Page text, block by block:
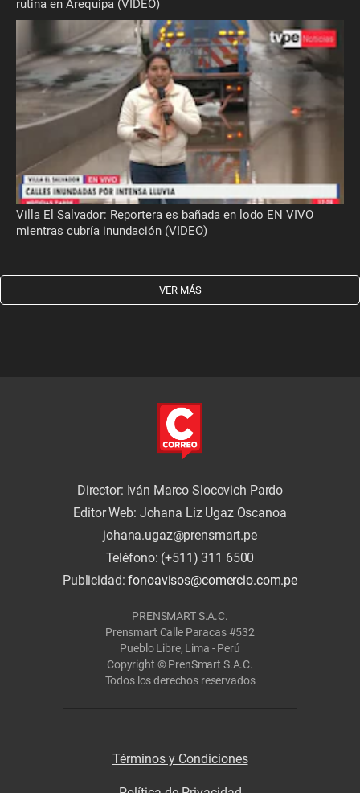
rutina en Arequipa (VIDEO)
Villa El Salvador: Reportera es bañada en lodo EN VIVO
mientras cubría inundación (VIDEO)
VER MÁS
Director: Iván Marco Slocovich Pardo
Editor Web: Johana Liz Ugaz Oscanoa
johana.ugaz@prensmart.pe
Teléfono: (+511) 311 6500
Publicidad:fonoavisos@comercio.com.pe
PRENSMART S.A.C.
Prensmart Calle Paracas #532
Pueblo Libre, Lima - Perú
Copyright © PrenSmart S.A.C.
Todos los derechos reservados
Términos y Condiciones